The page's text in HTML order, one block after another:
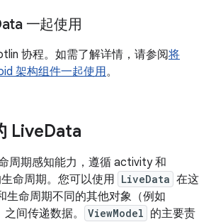
一起使用
协程。如需了解详情，请参阅将
架构组件一起使用。
LiveData
周期感知能力，遵循 activity 和
命周期。您可以使用 LiveData 在这
生命周期不同的其他对象（例如
间传递数据。 ViewModel 的主要责